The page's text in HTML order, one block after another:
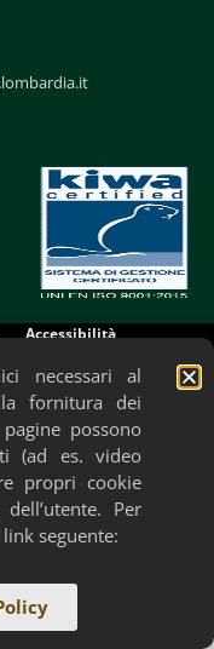
Accessibilità
necessari al
fornitura dei
possono
(ad es. video
propri cookie
Per
seguente: